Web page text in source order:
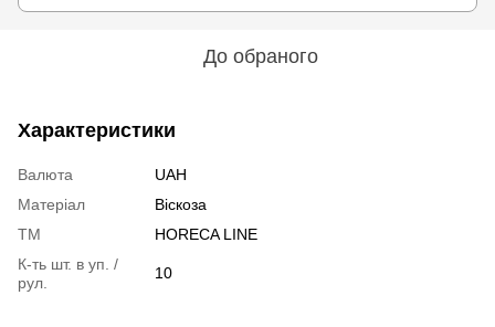
До обраного
Характеристики
Валюта
UAH
Матеріал
Віскоза
ТМ
HORECA LINE
К-ть шт. в уп. /
рул.
10